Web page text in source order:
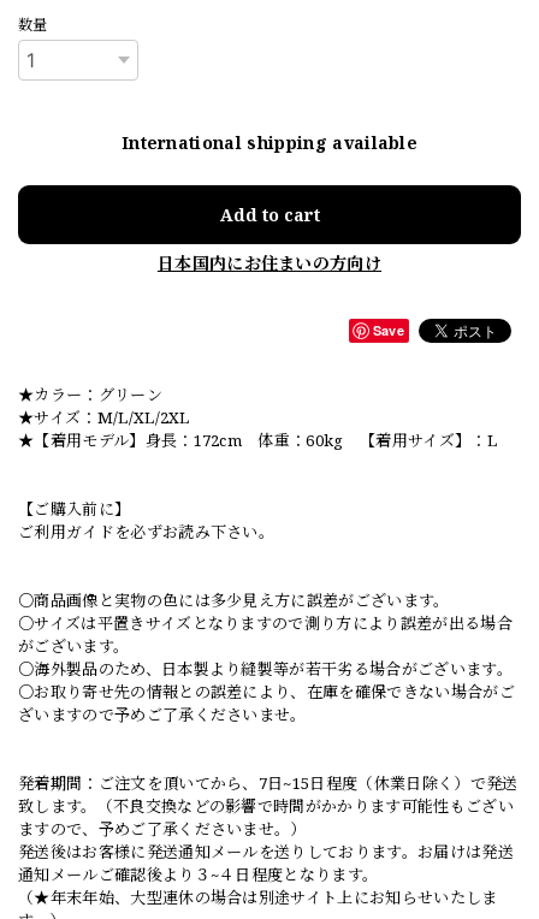
数量
International shipping available
Add to cart
日本国内にお住まいの方向け
Save
★カラー：グリーン
★サイズ：M/L/XL/2XL
★【着用モデル】身長：172cm 体重：60kg 【着用サイズ】：L
【ご購入前に】
ご利用ガイドを必ずお読み下さい。
○商品画像と実物の色には多少見え方に誤差がございます。
○サイズは平置きサイズとなりますので測り方により誤差が出る場合
がございます。
○海外製品のため、日本製より縫製等が若干劣る場合がございます。
○お取り寄せ先の情報との誤差により、在庫を確保できない場合がご
ざいますので予めご了承くださいませ。
発着期間：ご注文を頂いてから、7日~15日程度（休業日除く）で発送
致します。（不良交換などの影響で時間がかかります可能性もござい
ますので、予めご了承くださいませ。）
発送後はお客様に発送通知メールを送りしております。お届けは発送
通知メールご確認後より３~４日程度となります。
（★年末年始、大型連休の場合は別途サイト上にお知らせいたしま